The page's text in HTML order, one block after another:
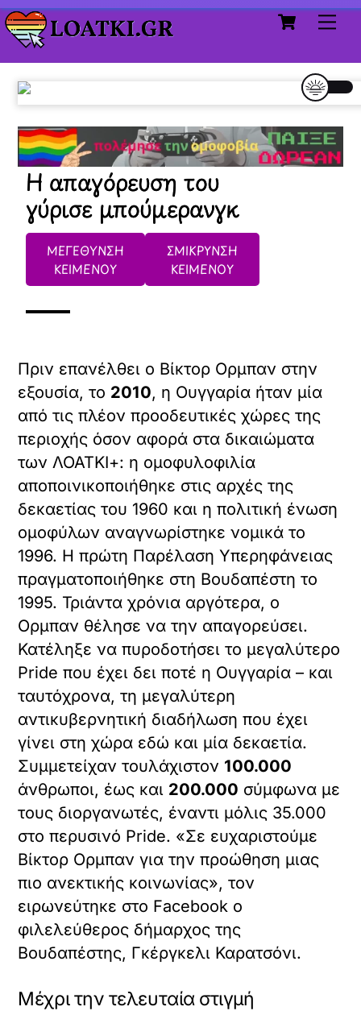
Skip
to
content
Cart
Η απαγόρευση του
γύρισε μπούμερανγκ
ΜΕΓΕΘΥΝΣΗ
ΚΕΙΜΕΝΟΥ
ΣΜΙΚΡΥΝΣΗ
ΚΕΙΜΕΝΟΥ
Πριν επανέλθει ο Βίκτορ Ορμπαν στην
εξουσία, το 2010, η Ουγγαρία ήταν μία
από τις πλέον προοδευτικές χώρες της
περιοχής όσον αφορά στα δικαιώματα
των ΛΟΑΤΚΙ+: η ομοφυλοφιλία
αποποινικοποιήθηκε στις αρχές της
δεκαετίας του 1960 και η πολιτική ένωση
ομοφύλων αναγνωρίστηκε νομικά το
1996. Η πρώτη Παρέλαση Υπερηφάνειας
πραγματοποιήθηκε στη Βουδαπέστη το
1995. Τριάντα χρόνια αργότερα, ο
Ορμπαν θέλησε να την απαγορεύσει.
Κατέληξε να πυροδοτήσει το μεγαλύτερο
Pride που έχει δει ποτέ η Ουγγαρία – και
ταυτόχρονα, τη μεγαλύτερη
αντικυβερνητική διαδήλωση που έχει
γίνει στη χώρα εδώ και μία δεκαετία.
Συμμετείχαν τουλάχιστον 100.000
άνθρωποι, έως και 200.000 σύμφωνα με
τους διοργανωτές, έναντι μόλις 35.000
στο περυσινό Pride. «Σε ευχαριστούμε
Βίκτορ Ορμπαν για την προώθηση μιας
πιο ανεκτικής κοινωνίας», τον
ειρωνεύτηκε στο Facebook ο
φιλελεύθερος δήμαρχος της
Βουδαπέστης, Γκέργκελι Καρατσόνι.
Μέχρι την τελευταία στιγμή